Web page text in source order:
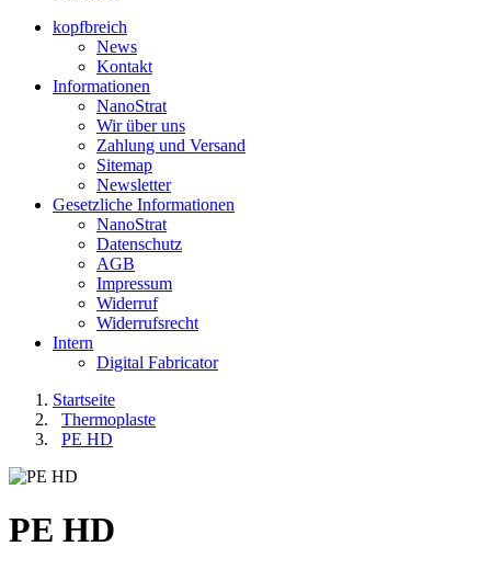
kopfbreich
News
Kontakt
Informationen
NanoStrat
Wir über uns
Zahlung und Versand
Sitemap
Newsletter
Gesetzliche Informationen
NanoStrat
Datenschutz
AGB
Impressum
Widerruf
Widerrufsrecht
Intern
Digital Fabricator
Startseite
Thermoplaste
PE HD
PE HD